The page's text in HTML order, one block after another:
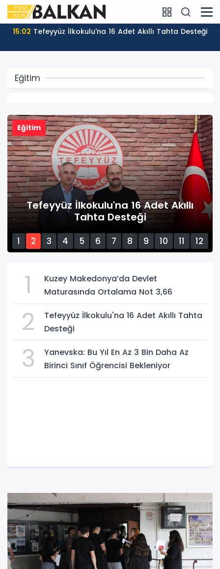
12:55 Temmuz Ayı Sosyal Yardım Ödemeleri Başladı
Eğitim
Eğitim
Tefeyyüz İlkokulu'na 16 Adet Akıllı
Tahta Desteği
1 2 3 4 5 6 7 8 9 10 11
12
1
Kuzey Makedonya’da Devlet
Maturasında Ortalama Not 3,66
2
Tefeyyüz İlkokulu'na 16 Adet Akıllı Tahta
Desteği
3
Yanevska: Bu Yıl En Az 3 Bin Daha Az
Birinci Sınıf Öğrencisi Bekleniyor